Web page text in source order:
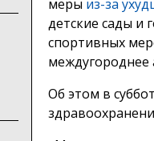
меры из-за
детские сады и
спортивных
междугороднее
Об этом в